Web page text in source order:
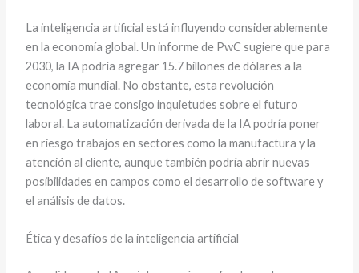
La inteligencia artificial está influyendo considerablemente
en la economía global. Un informe de PwC sugiere que para
2030, la IA podría agregar 15.7 billones de dólares a la
economía mundial. No obstante, esta revolución
tecnológica trae consigo inquietudes sobre el futuro
laboral. La automatización derivada de la IA podría poner
en riesgo trabajos en sectores como la manufactura y la
atención al cliente, aunque también podría abrir nuevas
posibilidades en campos como el desarrollo de software y
el análisis de datos.
Ética y desafíos de la inteligencia artificial